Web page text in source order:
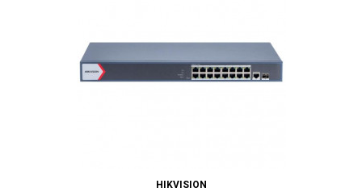
HIKVISION